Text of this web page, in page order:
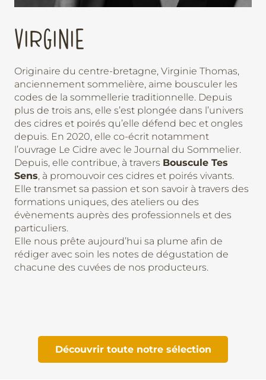
VIRGINIE
Originaire du centre-bretagne, Virginie Thomas,
anciennement sommelière, aime bousculer les
codes de la sommellerie traditionnelle. Depuis
plus de trois ans, elle s’est plongée dans l’univers
des cidres et poirés qu’elle défend bec et ongles
depuis. En 2020, elle co-écrit notamment
l’ouvrage Le Cidre avec le Journal du Sommelier.
Depuis, elle contribue, à travers Bouscule Tes
Sens, à promouvoir ces cidres et poirés vivants.
Elle transmet sa passion et son savoir à travers des
formations uniques, des ateliers ou des
évènements auprès des professionnels et des
particuliers.
Elle nous prête aujourd’hui sa plume afin de
rédiger avec soin les notes de dégustation de
chacune des cuvées de nos producteurs.
Découvrir toute notre sélection